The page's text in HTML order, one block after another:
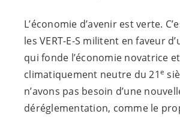
L’économie d’avenir est verte.
les VERT-E-S militent en faveur
qui fonde l’économie novatrice et
climatiquement neutre du 21e
n’avons pas besoin d’une
déréglementation, comme le